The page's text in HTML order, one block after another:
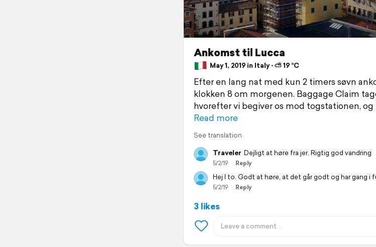
Ankomst til Lucca
May 1, 2019 in Italy ⋅ ⛅ 19 °C
Efter en lang nat med kun 2 timers søvn
klokken 8 om morgenen. Baggage Claim
hvorefter vi begiver os mod togstationen,
Read more
See translation
Traveler Dejligt at høre fra jer. Rigtig god vandring
5/2/19 Reply
Hej I to. Godt at høre, at det går godt og har gang i
5/2/19 Reply
3 likes